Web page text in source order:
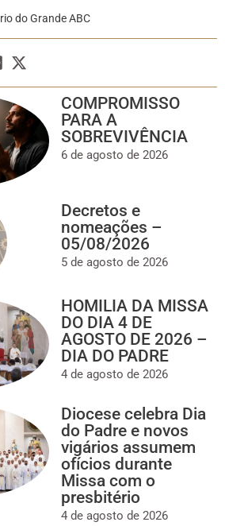
do Grande ABC
COMPROMISSO
PARA A
SOBREVIVÊNCIA
6 de agosto de 2026
Decretos e
nomeações –
05/08/2026
5 de agosto de 2026
HOMILIA DA MISSA
DO DIA 4 DE
AGOSTO DE 2026 –
DIA DO PADRE
4 de agosto de 2026
Diocese celebra Dia
do Padre e novos
vigários assumem
ofícios durante
Missa com o
presbitério
4 de agosto de 2026